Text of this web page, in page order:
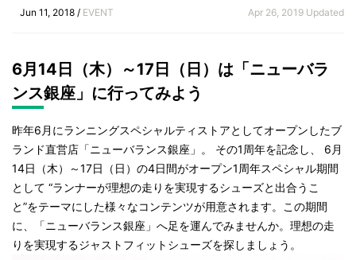
Jun 11, 2018 / EVENT Apr 26, 2019 Updated
6月14日（木）～17日（日）は「ニューバラ
ンス銀座」に行ってみよう
昨年6月にランニングスペシャルティストアとしてオープンしたブ
ランド直営店「ニューバランス銀座」。 その1周年を記念し、 6月
14日（木）～17日（日）の4日間がオープン1周年スペシャル期間
として “ランナーが理想の走りを実現するシューズと出合うこ
と”をテーマにした様々なコンテンツが用意されます。この期間
に、「ニューバランス銀座」へ足を運んでみませんか。理想の走
りを実現するジャストフィットシューズを探しましょう。